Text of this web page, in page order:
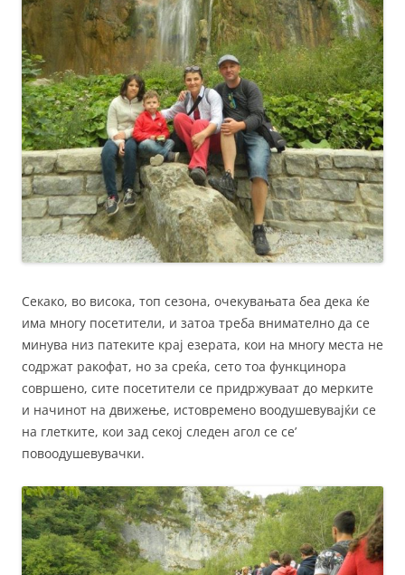
Секако, во висока, топ сезона, очекувањата беа дека ќе
има многу посетители, и затоа треба внимателно да се
минува низ патеките крај езерата, кои на многу места не
содржат ракофат, но за среќа, сето тоа функцинора
совршено, сите посетители се придржуваат до мерките
и начинот на движење, истовремено воодушевувајќи се
на глетките, кои зад секој следен агол се се’
повоодушевувачки.